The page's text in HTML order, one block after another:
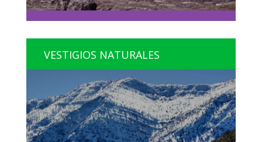
VESTIGIOS NATURALES